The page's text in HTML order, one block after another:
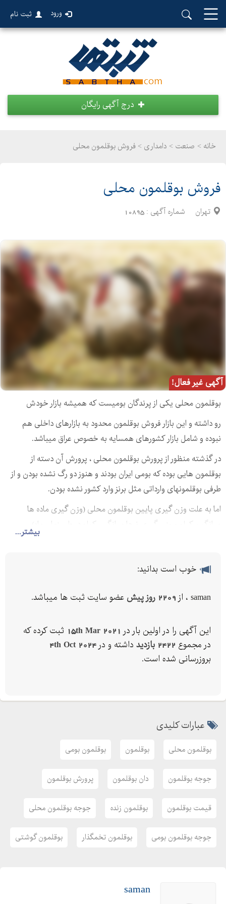
ورود ثبت نام
درج آگهی رایگان
خانه > صنعت > دامداری > فروش بوقلمون محلی
فروش بوقلمون محلی
تهران شماره آگهی : 10895
آگهی غیر فعال!
بیشتر...
بوقلمون محلی یکی از پرندگان بومیست که همیشه بازار خودش
رو داشته و این بازار فروش بوقلمون محدود به بازارهای داخلی هم
نبوده و شامل بازار کشورهای همسایه به خصوص عراق میباشد.
در گذشته منظور از پرورش بوقلمون محلی ، پرورش آن دسته از
بوقلمون هایی بوده که بومی ایران بودند و هنوز دو رگ نشده بودن و از
طرفی بوقلمونهای وارداتی مثل برنز وارد کشور نشده بودن.
اما به علت وزن گیری پایین بوقلمون محلی (وزن گیری ماده ها
میانگین کیلو و وزن گیری نرها میانگین کیلو در طی زمان ماه)
خوب است بدانید:
saman ، از 2209 روز پیش عضو سایت ثبت ها میباشد.
این آگهی را در اولین بار در 15th Mar 2021 ثبت کرده که
در مجموع 2422 بازدید داشته و در 4th Oct 2024
بروزرسانی شده است.
عبارات کلیدی
بوقلمون محلی بوقلمون بوقلمون بومی
جوجه بوقلمون دان بوقلمون پرورش بوقلمون
قیمت بوقلمون بوقلمون زنده جوجه بوقلمون محلی
جوجه بوقلمون بومی بوقلمون تخمگذار بوقلمون گوشتی
saman